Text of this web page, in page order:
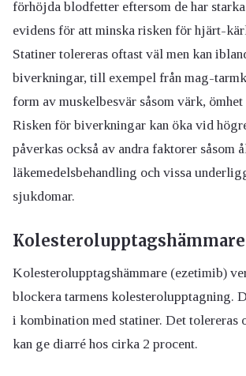
förhöjda blodfetter eftersom de har
evidens för att minska risken för hjärt-
Statiner tolereras oftast väl men kan
biverkningar, till exempel från mag-
form av muskelbesvär såsom värk,
Risken för biverkningar kan öka vid
påverkas också av andra faktorer såsom
läkemedelsbehandling och vissa
sjukdomar.
Kolesterolupptagshämmare
Kolesterolupptagshämmare (ezetimib)
blockera tarmens kolesterolupptagning.
i kombination med statiner. Det tolereras
kan ge diarré hos cirka 2 procent.